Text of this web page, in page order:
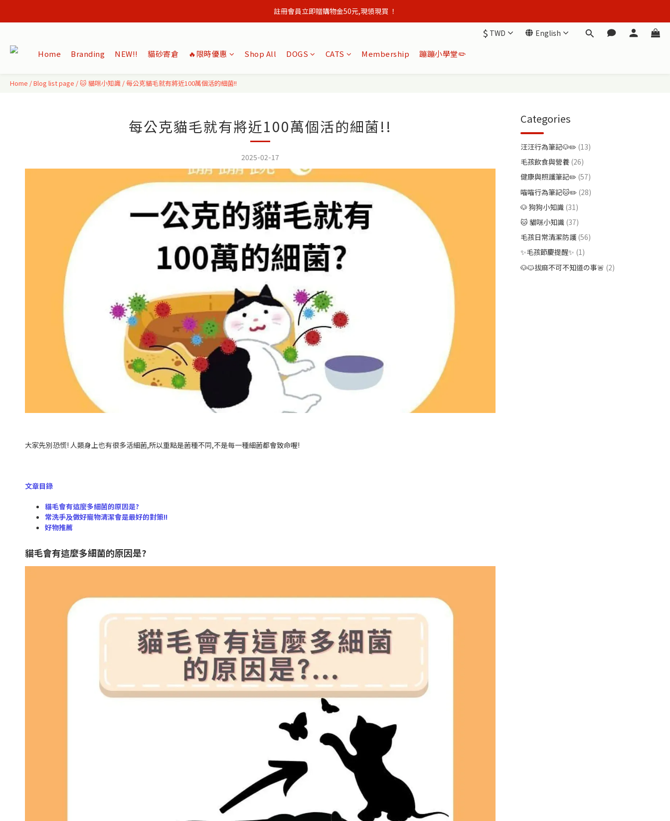
會員單筆訂單滿500元免運出貨！
註冊會員立即贈購物金50元,現領現買 ！
$ TWD English
Home Branding NEW‼️ 貓砂寄倉 🔥限時優惠 Shop All DOGS CATS Membership 蹦蹦小學堂✏️
Home /Blog list page /🐱 貓咪小知識 /每公克貓毛就有將近100萬個活的細菌!!
每公克貓毛就有將近100萬個活的細菌!!
2025-02-17
大家先別恐慌! 人類身上也有很多活細菌,所以重點是菌種不同,不是每一種細菌都會致命喔!
文章目錄
貓毛會有這麼多細菌的原因是?
常洗手及做好寵物清潔會是最好的對策!!
好物推薦
貓毛會有這麼多細菌的原因是?
Categories
汪汪行為筆記🐶✏️ (13)
毛孩飲食與營養 (26)
健康與照護筆記✏️ (57)
喵喵行為筆記🐱✏️ (28)
🐶 狗狗小知識 (31)
🐱 貓咪小知識 (37)
毛孩日常清潔防護 (56)
✨毛孩節慶提醒✨ (1)
🐶🐱拔麻不可不知道の事🚨 (2)